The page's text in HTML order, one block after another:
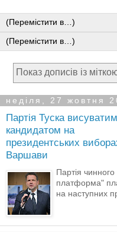
Показ дописів із
неділя, 27 жовтня
Партія Туска
кандидатом на
президентських
Варшави
Партія
платформа"
на наступних